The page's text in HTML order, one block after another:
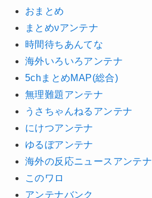
おまとめ
まとめνアンテナ
時間待ちあんてな
海外いろいろアンテナ
5chまとめMAP(総合)
無理難題アンテナ
うさちゃんねるアンテナ
にけつアンテナ
ゆるぼアンテナ
海外の反応ニュースアンテナ
このワロ
アンテナバンク